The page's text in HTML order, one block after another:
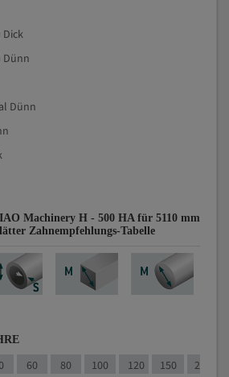
Dünn
Dünn
Machinery H - 500 HA für 5110 mm
Zahnempfehlungs-Tabelle
60 80 100 120 150 200